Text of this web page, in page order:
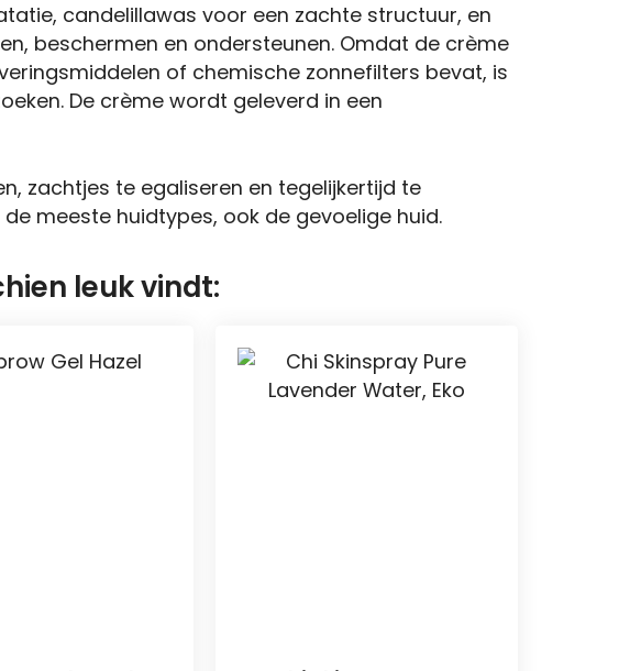
candelillawas voor een zachte structuur, en
beschermen en ondersteunen. Omdat de crème
of chemische zonnefilters bevat, is
De crème wordt geleverd in een
zachtjes te egaliseren en tegelijkertijd te
meeste huidtypes, ook de gevoelige huid.
leuk vindt: